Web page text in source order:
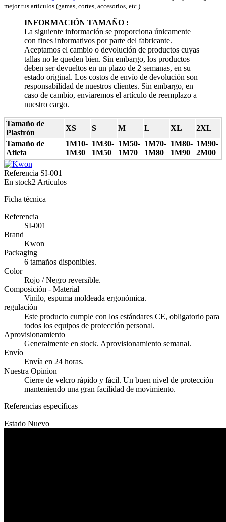
mejor tus artículos (gamas, cortes, accesorios, etc.)
INFORMACIÓN TAMAÑO :
La siguiente información se proporciona únicamente
con fines informativos por parte del fabricante.
Aceptamos el cambio o devolución de productos cuyas
tallas no le queden bien. Sin embargo, los productos
deben ser devueltos en un plazo de 2 semanas, en su
estado original. Los costos de envío de devolución son
responsabilidad de nuestros clientes. Sin embargo, en
caso de cambio, enviaremos el artículo de reemplazo a
nuestro cargo.
Tamaño de
Plastrón
XS S M L XL
2XL
Tamaño de
Atleta
1M10-
1M30
1M30-
1M50
1M50-
1M70
1M70-
1M80
1M80-
1M90
1M90-
2M00
Referencia SI-001
En stock2 Artículos
Ficha técnica
Referencia
SI-001
Brand
Kwon
Packaging
6 tamaños disponibles.
Color
Rojo / Negro reversible.
Composición - Material
Vinilo, espuma moldeada ergonómica.
regulación
Este producto cumple con los estándares CE, obligatorio para
todos los equipos de protección personal.
Aprovisionamiento
Generalmente en stock. Aprovisionamiento semanal.
Envío
Envía en 24 horas.
Nuestra Opinion
Cierre de velcro rápido y fácil. Un buen nivel de protección
manteniendo una gran facilidad de movimiento.
Referencias específicas
Estado Nuevo